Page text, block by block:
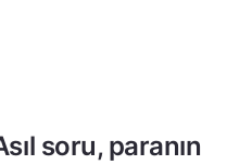
soru, paranın